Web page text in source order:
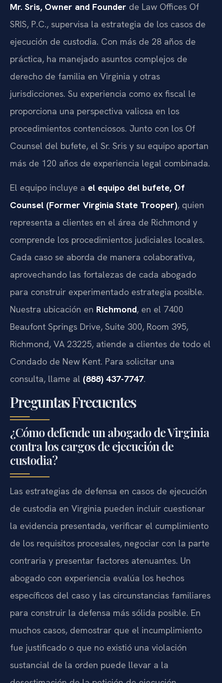
Mr. Sris, Owner and Founder de Law Offices Of
SRIS, P.C., supervisa la estrategia de los casos de
ejecución de custodia. Con más de 28 años de
práctica, ha manejado asuntos complejos de
derecho de familia en Virginia y otras
jurisdicciones. Su experiencia como ex fiscal le
proporciona una perspectiva valiosa en los
procedimientos contenciosos. Junto con los Of
Counsel del bufete, el Sr. Sris y su equipo aportan
más de 120 años de experiencia legal combinada.
El equipo incluye a el equipo del bufete, Of
Counsel (Former Virginia State Trooper), quien
representa a clientes en el área de Richmond y
comprende los procedimientos judiciales locales.
Cada caso se aborda de manera colaborativa,
aprovechando las fortalezas de cada abogado
para construir experimentado estrategia posible.
Nuestra ubicación en Richmond, en el 7400
Beaufont Springs Drive, Suite 300, Room 395,
Richmond, VA 23225, atiende a clientes de todo el
Condado de New Kent. Para solicitar una
consulta, llame al (888) 437-7747.
Preguntas Frecuentes
¿Cómo defiende un abogado de Virginia
contra los cargos de ejecución de
custodia?
Las estrategias de defensa en casos de ejecución
de custodia en Virginia pueden incluir cuestionar
la evidencia presentada, verificar el cumplimiento
de los requisitos procesales, negociar con la parte
contraria y presentar factores atenuantes. Un
abogado con experiencia evalúa los hechos
específicos del caso y las circunstancias familiares
para construir la defensa más sólida posible. En
muchos casos, demostrar que el incumplimiento
fue justificado o que no existió una violación
sustancial de la orden puede llevar a la